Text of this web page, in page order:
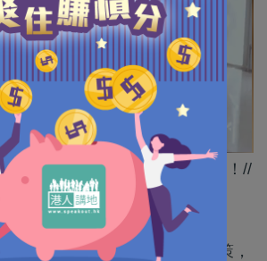
唔多打九折，港人北上都啱用！//
續，離境退稅「即買即退」政策，